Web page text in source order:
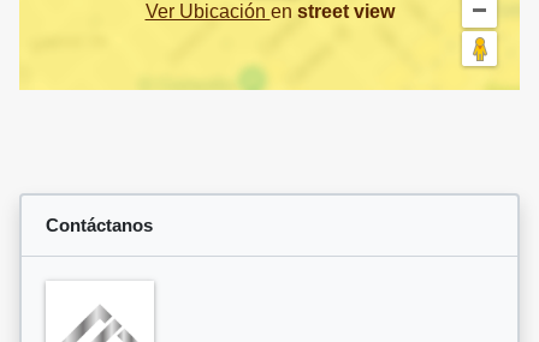
Ver Ubicación en street view
Contáctanos